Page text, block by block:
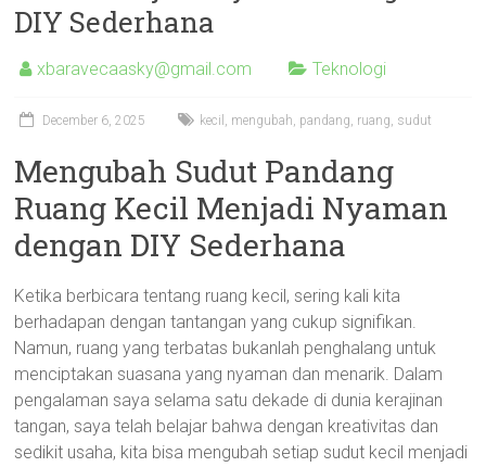
DIY Sederhana
xbaravecaasky@gmail.com Teknologi
December 6, 2025 kecil , mengubah, pandang, ruang, sudut
Mengubah Sudut Pandang
Ruang Kecil Menjadi Nyaman
dengan DIY Sederhana
Ketika berbicara tentang ruang kecil, sering kali kita
berhadapan dengan tantangan yang cukup signifikan.
Namun, ruang yang terbatas bukanlah penghalang untuk
menciptakan suasana yang nyaman dan menarik. Dalam
pengalaman saya selama satu dekade di dunia kerajinan
tangan, saya telah belajar bahwa dengan kreativitas dan
sedikit usaha, kita bisa mengubah setiap sudut kecil menjadi